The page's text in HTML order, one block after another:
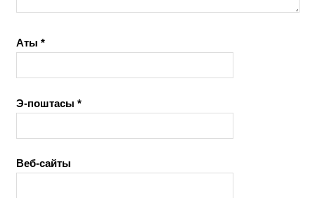
Аты *
Э-поштасы *
Веб-сайты